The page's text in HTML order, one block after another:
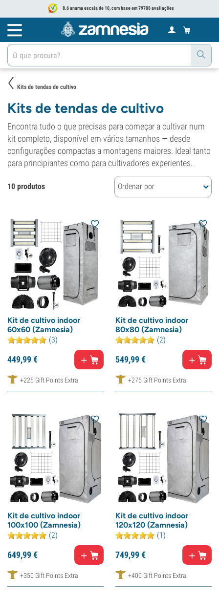
8.6 anuma escala de 10, com base em 79708 avaliações
Kits de tendas de cultivo
Kits de tendas de cultivo
Encontra tudo o que precisas para começar a cultivar num
kit completo, disponível em vários tamanhos — desde
configurações compactas a montagens maiores. Ideal tanto
para principiantes como para cultivadores experientes.
10 produtos Ordenar por
Kit de cultivo indoor
60x60 (Zamnesia)
(3)
449,99€
+225 Gift Points Extra
Kit de cultivo indoor
80x80 (Zamnesia)
(2)
549,99€
+275 Gift Points Extra
Kit de cultivo indoor
100x100 (Zamnesia)
(2)
649,99€
+350 Gift Points Extra
Kit de cultivo indoor
120x120 (Zamnesia)
(1)
749,99€
+400 Gift Points Extra